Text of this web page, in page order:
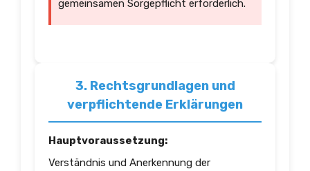
gemeinsamen Sorgepflicht erforderlich.
3. Rechtsgrundlagen und
verpflichtende Erklärungen
Hauptvoraussetzung:
Verständnis und Anerkennung der